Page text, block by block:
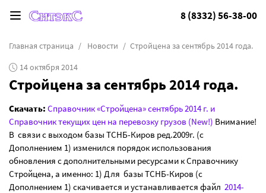
8 (8332) 56-38-00
Главная страница Новости
Стройцена за сентябрь 2014 года.
14 октября 2014
Стройцена за сентябрь 2014 года.
Скачать: Справочник «Стройцена» сентябрь 2014 г. и
Справочник текущих цен на перевозку грузов (New!) Внимание!
В связи с выходом базы ТСНБ-Киров ред.2009г. (с
Дополнением 1) изменился порядок использования
обновления с дополнительными ресурсами к Справочнику
Стройцена, а именно: 1) Для базы ТСНБ-Киров (с
Дополнением 1) скачивается и устанавливается файл 2014-